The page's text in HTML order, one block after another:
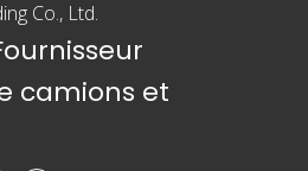
Co., Ltd.
camions et